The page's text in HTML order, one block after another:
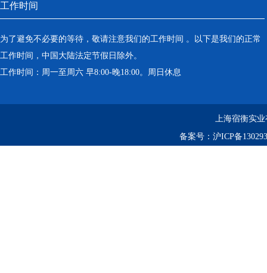
工作时间
为了避免不必要的等待，敬请注意我们的工作时间 。以下是我们的正常
工作时间，中国大陆法定节假日除外。
工作时间：周一至周六 早8:00-晚18:00。周日休息
上海宿衡实
备案号： 沪ICP备